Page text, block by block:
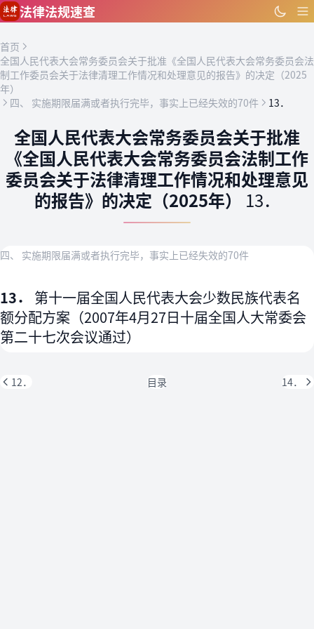
跳到主要内容
法律法规速查
首页
全国人民代表大会常务委员会关于批准《全国人民代表大会常务委员会法
制工作委员会关于法律清理工作情况和处理意见的报告》的决定（2025
年）
四、 实施期限届满或者执行完毕，事实上已经失效的70件
13．
全国人民代表大会常务委员会关于批准
《全国人民代表大会常务委员会法制工作
委员会关于法律清理工作情况和处理意见
的报告》的决定（2025年） 13．
四、 实施期限届满或者执行完毕，事实上已经失效的70件
13． 第十一届全国人民代表大会少数民族代表名
额分配方案（2007年4月27日十届全国人大常委会
第二十七次会议通过）
12． 目录 14．